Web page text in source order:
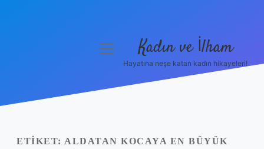
Yasal Uyarı
menüyü
Kadın ve İlham
Hayatına neşe katan kadın hikayeleri!
ETIKET: ALDATAN KOCAYA EN BÜYÜK